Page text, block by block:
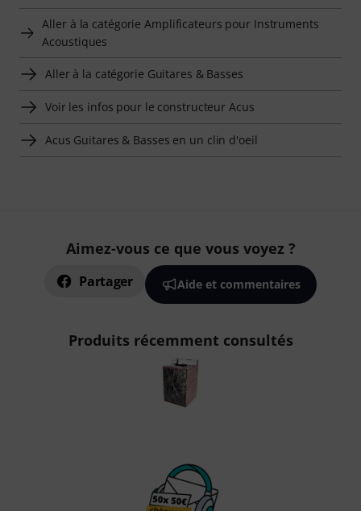
Aller à la catégorie Amplificateurs pour Instruments
Acoustiques
Aller à la catégorie Guitares & Basses
Voir les infos pour le constructeur Acus
Acus Guitares & Basses en un clin d'oeil
Aimez-vous ce que vous voyez ?
Partager Aide et commentaires
Produits récemment consultés